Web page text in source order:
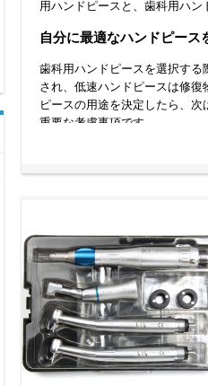
用ハンドピースと、歯科用ハ
自分に最適なハンドピース
歯科用ハンドピースを選択す
され、低速ハンドピースは修
ピースの用途を決定したら、
重要な考慮事項です。